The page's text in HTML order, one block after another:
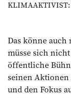
Das könne
müsse sich
öffentliche
seinen
und den Fokus